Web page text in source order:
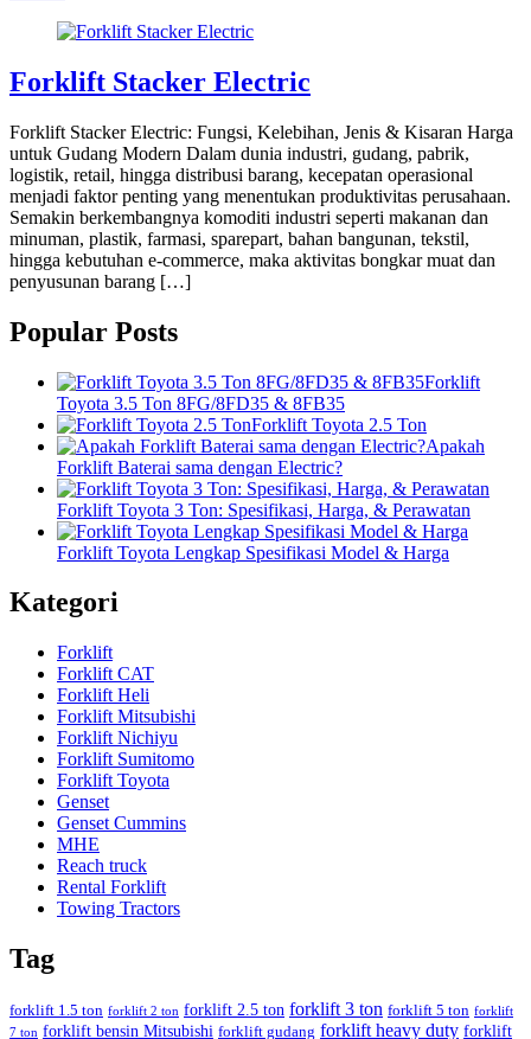
Forklift Stacker Electric
Forklift Stacker Electric: Fungsi, Kelebihan, Jenis & Kisaran Harga
untuk Gudang Modern Dalam dunia industri, gudang, pabrik,
logistik, retail, hingga distribusi barang, kecepatan operasional
menjadi faktor penting yang menentukan produktivitas perusahaan.
Semakin berkembangnya komoditi industri seperti makanan dan
minuman, plastik, farmasi, sparepart, bahan bangunan, tekstil,
hingga kebutuhan e-commerce, maka aktivitas bongkar muat dan
penyusunan barang […]
Popular Posts
Forklift
Toyota 3.5 Ton 8FG/8FD35 & 8FB35
Forklift Toyota 2.5 Ton
Apakah
Forklift Baterai sama dengan Electric?
Forklift Toyota 3 Ton: Spesifikasi, Harga, & Perawatan
Forklift Toyota Lengkap Spesifikasi Model & Harga
Kategori
Forklift
Forklift CAT
Forklift Heli
Forklift Mitsubishi
Forklift Nichiyu
Forklift Sumitomo
Forklift Toyota
Genset
Genset Cummins
MHE
Reach truck
Rental Forklift
Towing Tractors
Tag
forklift 1.5 ton forklift 2 ton forklift 2.5 ton forklift 3 ton forklift 5 ton forklift
7 ton forklift bensin Mitsubishi forklift gudang forklift heavy duty forklift